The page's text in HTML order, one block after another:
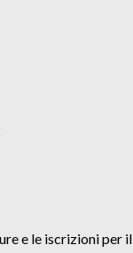
e le iscrizioni per